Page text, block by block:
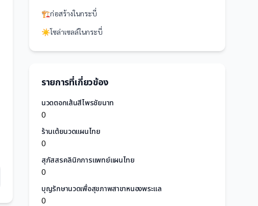
🏗️ก่อสร้างในกระบี่
☀️โซล่าเซลล์ในกระบี่
รายการที่เกี่ยวข้อง
นวดตอกเส้นสีไพรชัยนาท
0
ร้านเต้ยนวดแผนไทย
0
สุภัสสรคลินิกการแพทย์แผนไทย
0
บุญรักษานวดเพื่อสุขภาพสาขาหนองพระแล
0